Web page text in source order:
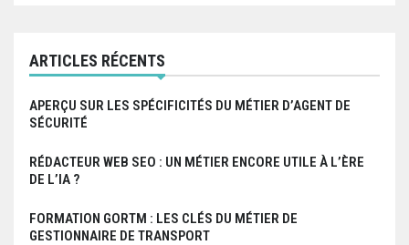
r
t
i
c
l
e
ARTICLES RÉCENTS
APERÇU SUR LES SPÉCIFICITÉS DU MÉTIER D’AGENT DE
SÉCURITÉ
RÉDACTEUR WEB SEO : UN MÉTIER ENCORE UTILE À L’ÈRE
DE L’IA ?
FORMATION GORTM : LES CLÉS DU MÉTIER DE
GESTIONNAIRE DE TRANSPORT